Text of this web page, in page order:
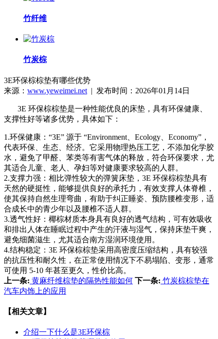
竹纤维
竹炭棕
3E环保棕棕垫有哪些优势
来源： www.yeweimei.net | 发布时间：2026年01月14日
3E 环保棕棕垫是一种性能优良的床垫，具有环保健康、
支撑性好等诸多优势，具体如下：
1.环保健康：“3E” 源于 “Environment、Ecology、Economy”，
代表环保、生态、经济。它采用物理热压工艺，不添加化学胶
水，避免了甲醛、苯类等有害气体的释放，符合环保要求，尤
其适合儿童、老人、孕妇等对健康要求较高的人群。
2.支撑力强：相比弹性较大的弹簧床垫，3E 环保棕棕垫具有
天然的硬挺性，能够提供良好的承托力，有效支撑人体脊椎，
使其保持自然生理弯曲，有助于纠正睡姿、预防腰椎变形，适
合成长中的青少年以及腰椎不适人群。
3.透气性好：椰棕材质本身具有良好的透气结构，可有效吸收
和排出人体在睡眠过程中产生的汗液与湿气，保持床垫干爽，
避免细菌滋生，尤其适合南方湿润环境使用。
4.结构稳定：3E 环保棕棕垫采用高密度压缩结构，具有较强
的抗压性和耐久性，在正常使用情况下不易塌陷、变形，通常
可使用 5-10 年甚至更久，性价比高。
上一条: 黄麻纤维棕垫的隔热性能如何 下一条: 竹炭棕棕垫在
汽车内饰上的应用
【相关文章】
介绍一下什么是3E环保棕